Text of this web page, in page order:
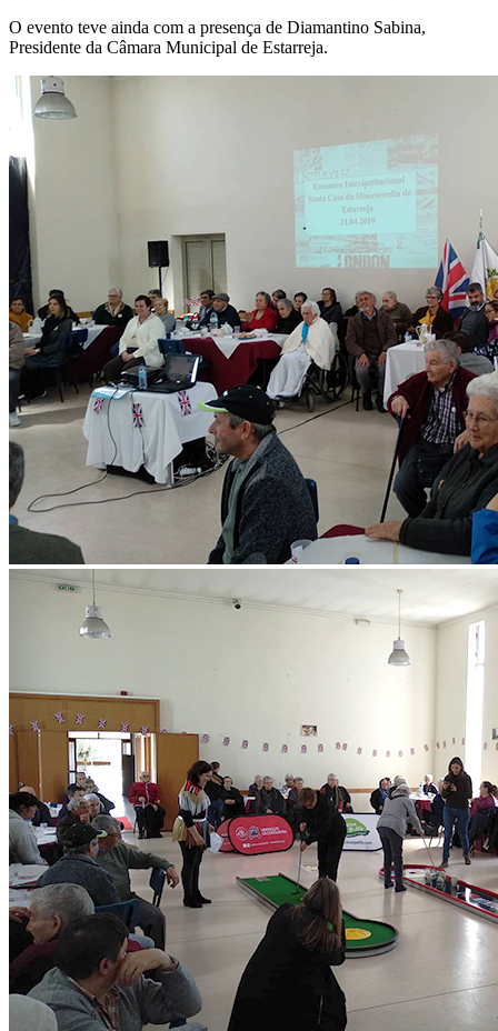
O evento teve ainda com a presença de Diamantino Sabina,
Presidente da Câmara Municipal de Estarreja.